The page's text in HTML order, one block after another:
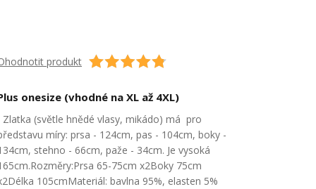
produkt
onesize (vhodné na XL až 4XL)
(světle hnědé vlasy, mikádo) má pro
míry: prsa - 124cm, pas - 104cm, boky -
stehno - 66cm, paže - 34cm. Je vysoká
65-75cm x2Boky 75cm
105cmMateriál: bavlna 95%, elasten 5%